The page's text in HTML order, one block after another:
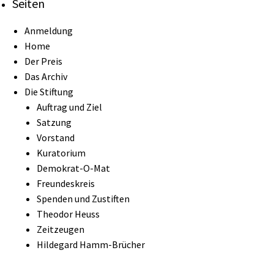
Seiten
Anmeldung
Home
Der Preis
Das Archiv
Die Stiftung
Auftrag und Ziel
Satzung
Vorstand
Kuratorium
Demokrat-O-Mat
Freundeskreis
Spenden und Zustiften
Theodor Heuss
Zeitzeugen
Hildegard Hamm-Brücher